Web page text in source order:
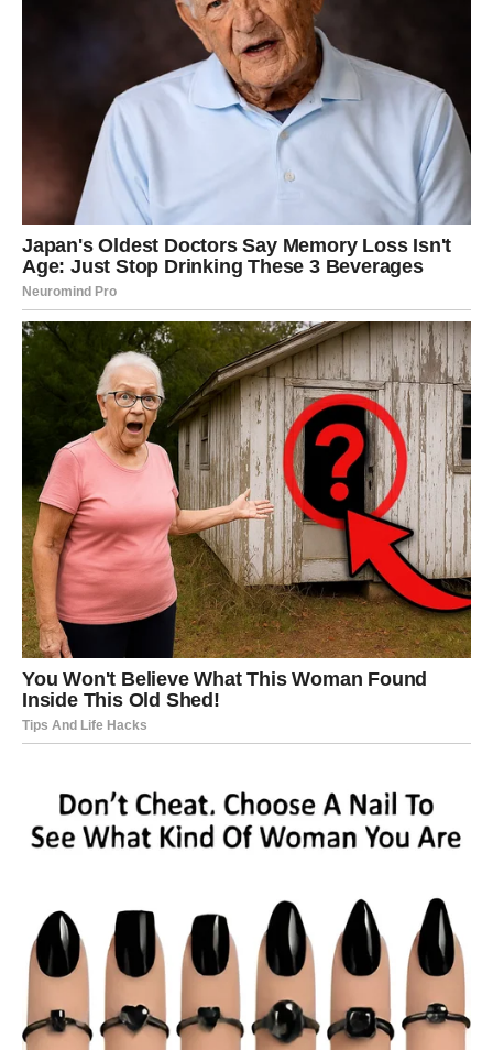
To neće biti trenutna odluka.
Biće to rezultat svega što ste godinama skupljali u sebi.
Kada jednom donesete zaključak da je kraj, više vas niko
neće moći da ubedi da promenite mišljenje.
Dolazi jedna od najbolnijih odluka
u vašem životu
Neke odluke bole upravo zato što su ispravne.
Pred Devicama je period u kojem će morati da preseku
odnos koji ih je dugo emotivno iscrpljivao. Za neke će to
biti ljubavna priča, za druge prijateljstvo, dok će pojedini
odlučiti da napuste posao na kojem više ne vide svoju
budućnost.
Nećete moći da nastavite kao da se
ništa nije dogodilo
Posle svega što budete saznali, povratka na staro
jednostavno neće biti.
Možda će druga strana pokušavati da objasni svoje
pružite još jednu šansu.
Ali ovog puta ćete znati da bi novo praštanje značilo samo
Upravo zbog toga donećete odluku koja će mnoge
iznenaditi.
Ljubavni život ulazi u potpuno